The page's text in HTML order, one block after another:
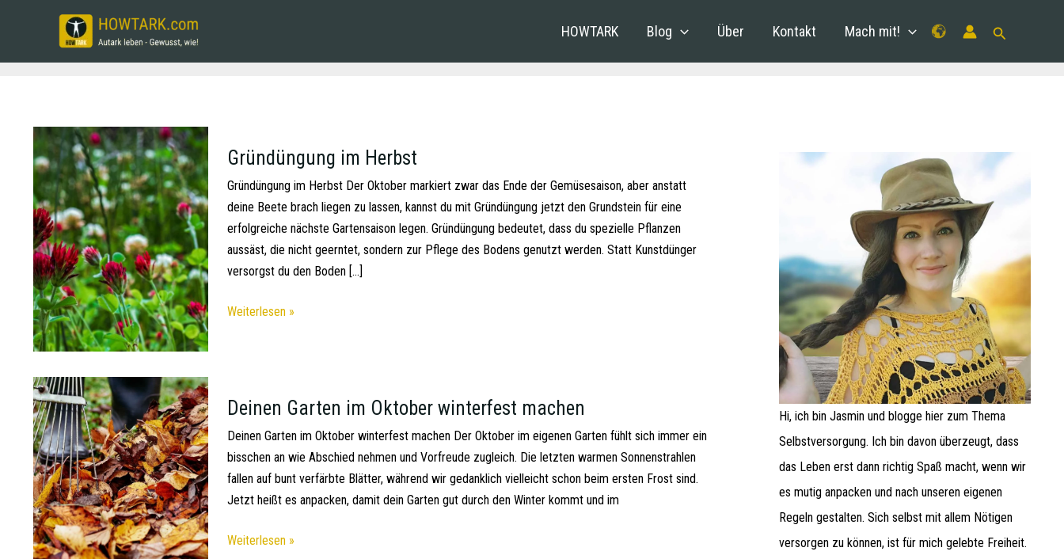
HOWTARK Blog Über Kontakt Mach mit!
Gründüngung im Herbst
Gründüngung im Herbst Der Oktober markiert zwar das Ende der Gemüsesaison, aber anstatt
deine Beete brach liegen zu lassen, kannst du mit Gründüngung jetzt den Grundstein für eine
erfolgreiche nächste Gartensaison legen. Gründüngung bedeutet, dass du spezielle Pflanzen
aussäst, die nicht geerntet, sondern zur Pflege des Bodens genutzt werden. Statt Kunstdünger
versorgst du den Boden […]
Weiterlesen »
Deinen Garten im Oktober winterfest machen
Deinen Garten im Oktober winterfest machen Der Oktober im eigenen Garten fühlt sich immer ein
bisschen an wie Abschied nehmen und Vorfreude zugleich. Die letzten warmen Sonnenstrahlen
fallen auf bunt verfärbte Blätter, während wir gedanklich vielleicht schon beim ersten Frost sind.
Jetzt heißt es anpacken, damit dein Garten gut durch den Winter kommt und im
Weiterlesen »
Hi, ich bin Jasmin und blogge hier zum Thema
Selbstversorgung. Ich bin davon überzeugt, dass
das Leben erst dann richtig Spaß macht, wenn wir
es mutig anpacken und nach unseren eigenen
Regeln gestalten. Sich selbst mit allem Nötigen
versorgen zu können, ist für mich gelebte Freiheit.